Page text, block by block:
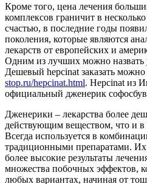
Кроме того, цена лечения
комплексов граничит в
счастью, в последние годы
поколения, которые являются
лекарств от европейских и
Одним из лучших можно назвать
Дешевый hepcinat заказать можно
stop.ru/hepcinat.html. Hepcinat из
официальный дженерик
Дженерики – лекарства более
действующим веществом, что и в
Всегда используется в
традиционными препаратами. Их
более высокие результаты
множества побочных эффектов,
любых вариантах, начиная от